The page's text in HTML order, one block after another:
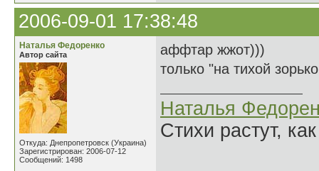
2006-09-01 17:38:48
Наталья Федоренко
Автор сайта
Откуда: Днепропетровск (Украина)
Зарегистрирован: 2006-07-12
Сообщений: 1498
аффтар жжот)))
только "на тихой
Наталья
Стихи растут,